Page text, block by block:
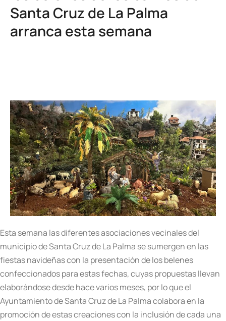
Santa Cruz de La Palma
arranca esta semana
Esta semana las diferentes asociaciones vecinales del
municipio de Santa Cruz de La Palma se sumergen en las
fiestas navideñas con la presentación de los belenes
confeccionados para estas fechas, cuyas propuestas llevan
elaborándose desde hace varios meses, por lo que el
Ayuntamiento de Santa Cruz de La Palma colabora en la
promoción de estas creaciones con la inclusión de cada una